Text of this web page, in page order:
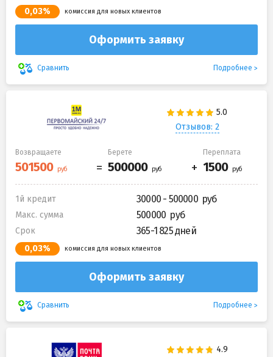
0,03% комиссия для новых клиентов
Оформить заявку
Сравнить Подробнее
Отзывов: 2
Возвращаете Берете Переплата
1й кредит 30000 - 500000
Макс. сумма 500000
Срок 365-1 825 дней
0,03% комиссия для новых клиентов
Оформить заявку
Сравнить Подробнее